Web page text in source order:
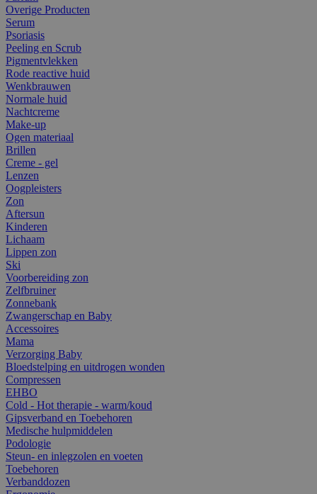
Overige Producten
Serum
Psoriasis
Peeling en Scrub
Pigmentvlekken
Rode reactive huid
Wenkbrauwen
Normale huid
Nachtcreme
Make-up
Ogen materiaal
Brillen
Creme - gel
Lenzen
Oogpleisters
Zon
Aftersun
Kinderen
Lichaam
Lippen zon
Ski
Voorbereiding zon
Zelfbruiner
Zonnebank
Zwangerschap en Baby
Accessoires
Mama
Verzorging Baby
Bloedstelping en uitdrogen wonden
Compressen
EHBO
Cold - Hot therapie - warm/koud
Gipsverband en Toebehoren
Medische hulpmiddelen
Podologie
Steun- en inlegzolen en voeten
Toebehoren
Verbanddozen